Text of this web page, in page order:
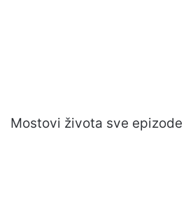
Mostovi života sve epizode